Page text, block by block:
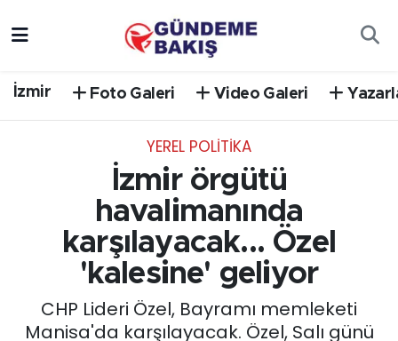
İzmir Foto Galeri Video Galeri
YEREL POLİTİKA
İzmir örgütü
havalimanında
karşılayacak... Özel
'kalesine' geliyor
CHP Lideri Özel, Bayramı memleketi
Manisa'da karşılayacak. Özel, Salı günü
EĞİTİM
Trafik Durumu
Süper Lig Puan Durumu ve Fikstür
Tüm Manşetler